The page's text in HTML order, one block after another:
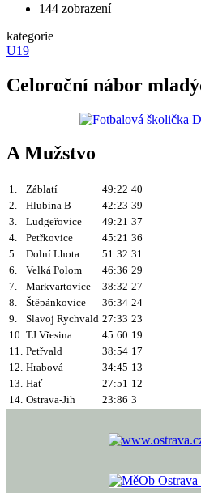
144 zobrazení
kategorie
U19
Celoroční nábor
A Mužstvo
1. Záblatí 49:22 40
2.
Hlubina B 42:23 39
3.
Ludgeřovice 49:21 37
4.
Petřkovice 45:21 36
5.
Dolní Lhota 51:32 31
6.
Velká Polom 46:36 29
7.
Markvartovice 38:32 27
8.
Štěpánkovice 36:34 24
9.
Slavoj Rychvald 27:33 23
10. TJ Vřesina 45:60 19
11. Petřvald 38:54 17
12. Hrabová 34:45 13
13. Hať 27:51 12
14. Ostrava-Jih 23:86 3